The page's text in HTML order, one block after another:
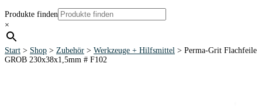
Produkte finden
×
Start > Shop > Zubehör > Werkzeuge + Hilfsmittel > Perma-Grit Flachfeile
GROB 230x38x1,5mm # F102